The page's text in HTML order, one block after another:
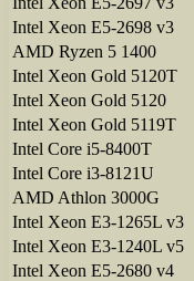
Intel Xeon E5-2698 v3
AMD Ryzen 5 1400
Intel Xeon Gold 5120T
Intel Xeon Gold 5120
Intel Xeon Gold 5119T
Intel Core i5-8400T
Intel Core i3-8121U
AMD Athlon 3000G
Intel Xeon E3-1265L v3
Intel Xeon E3-1240L v5
Intel Xeon E5-2680 v4